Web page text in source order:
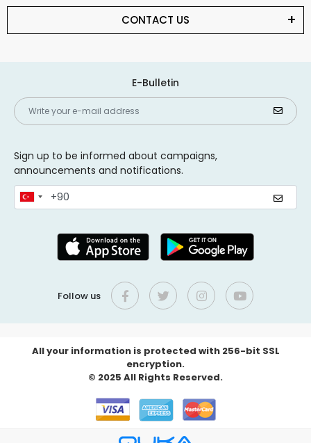
CONTACT US
E-Bulletin
Sign up to be informed about campaigns,
announcements and notifications.
Follow us
All your information is protected with 256-bit SSL
encryption.
© 2025 All Rights Reserved.